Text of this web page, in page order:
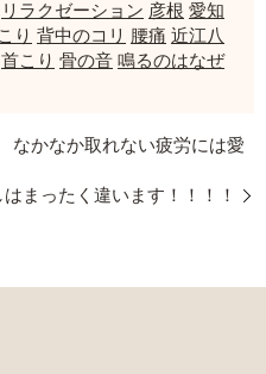
リラクゼーション 彦根 愛知
り 背中のコリ 腰痛 近江八
首こり 骨の音 鳴るのはなぜ
かなか取れない疲労には愛
まったく違います！！！！